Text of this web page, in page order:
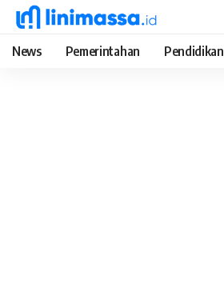
News Pemerintahan Pendidikan